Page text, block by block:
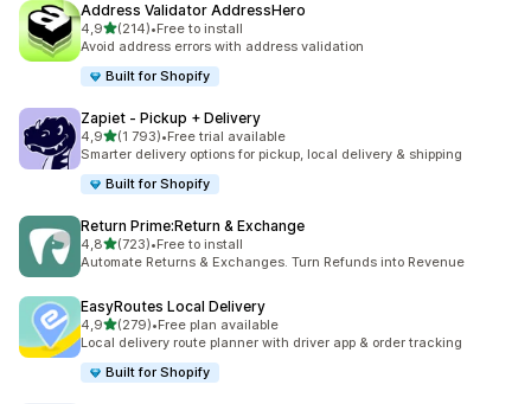
Address Validator AddressHero
4,9av 5 stjerner
(214)
Totalt 214 omtaler
•Free to install
Avoid address errors with address validation
Built for Shopify
Zapiet ‑ Pickup + Delivery
4,9av 5 stjerner
(1 793)
Totalt 1793 omtaler
•Free trial available
Smarter delivery options for pickup, local delivery & shipping
Built for Shopify
Return Prime:Return & Exchange
4,8av 5 stjerner
(723)
Totalt 723 omtaler
•Free to install
Automate Returns & Exchanges. Turn Refunds into Revenue
EasyRoutes Local Delivery
4,9av 5 stjerner
(279)
Totalt 279 omtaler
•Free plan available
Local delivery route planner with driver app & order tracking
Built for Shopify